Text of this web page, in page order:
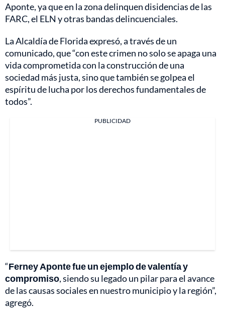
Aponte, ya que en la zona delinquen disidencias de las
FARC, el ELN y otras bandas delincuenciales.
La Alcaldía de Florida expresó, a través de un
comunicado, que “con este crimen no solo se apaga una
vida comprometida con la construcción de una
sociedad más justa, sino que también se golpea el
espíritu de lucha por los derechos fundamentales de
todos”.
PUBLICIDAD
“Ferney Aponte fue un ejemplo de valentía y
compromiso, siendo su legado un pilar para el avance
de las causas sociales en nuestro municipio y la región”,
agregó.